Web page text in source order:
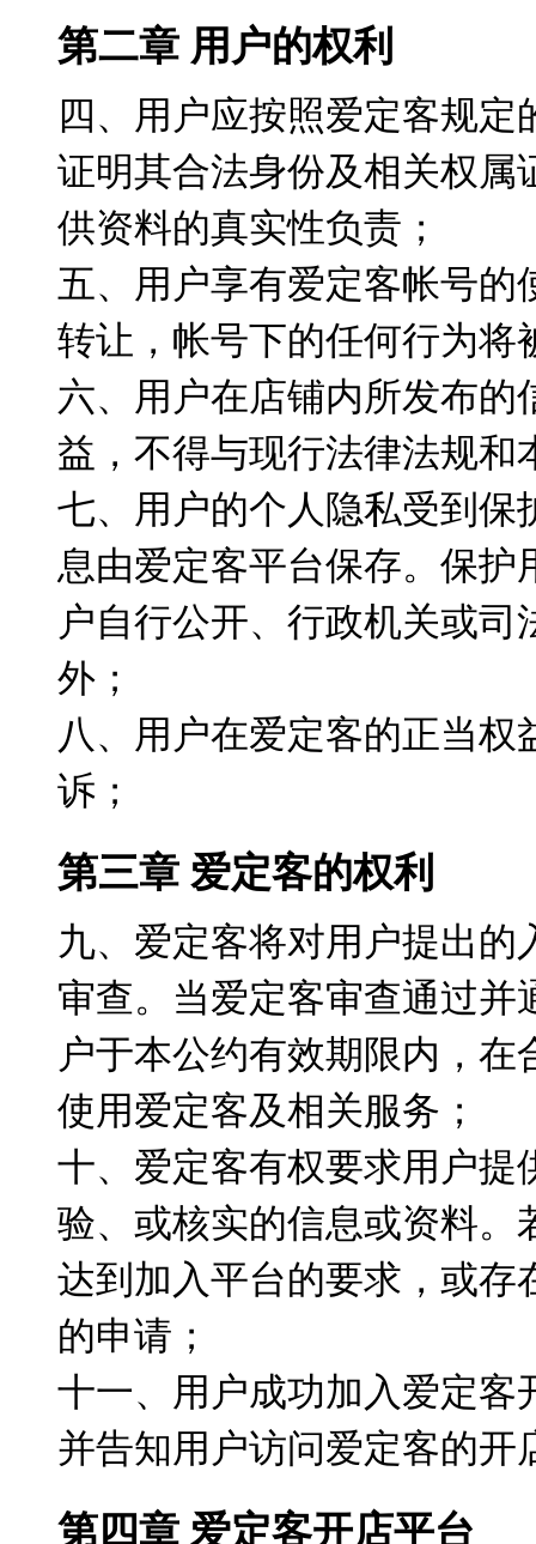
第二章 用户的权利
四、用户应按照爱定客规
证明其合法身份及相关权属
供资料的真实性负责；
五、用户享有爱定客帐号
转让，帐号下的任何行为将
六、用户在店铺内所发布
益，不得与现行法律法规和
七、用户的个人隐私受到保
息由爱定客平台保存。保
户自行公开、行政机关或
外；
八、用户在爱定客的正当
诉；
第三章 爱定客的权利
九、爱定客将对用户提出
审查。当爱定客审查通过
户于本公约有效期限内，
使用爱定客及相关服务；
十、爱定客有权要求用户提
验、或核实的信息或资料。
达到加入平台的要求，或存
的申请；
十一、用户成功加入爱定客
并告知用户访问爱定客的开
第四章 爱定客开店平台